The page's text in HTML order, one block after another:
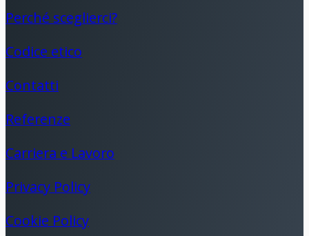
Perché sceglierci?
Codice etico
Contatti
Referenze
Carriera e Lavoro
Privacy Policy
Cookie Policy